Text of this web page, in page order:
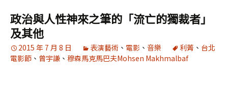
政治與人性神來之筆的「流亡的獨裁者」
及其他
2015 年 7 月 8 日 表演藝術 、 電影 、 音樂 利菁 、 台北
電影節 、 曾宇謙 、 穆森馬克馬巴夫Mohsen Makhmalbaf